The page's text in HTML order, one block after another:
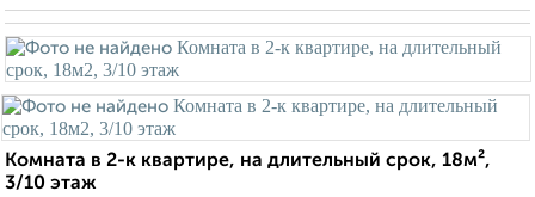
Комната в 2-к квартире, на длительный срок, 18м²,
3/10 этаж